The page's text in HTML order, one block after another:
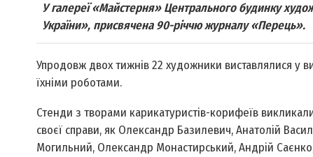
У галереї «Майстерня» Центрального будинку
України», присвячена 90-річчю журналу «Перець».
Упродовж двох тижнів 22 художники виставлялися у
їхніми роботами.
Стенди з творами карикатуристів-корифеїв
своєї справи, як Олександр Базилевич, Анатолій
Могильний, Олександр Монастирський, Андрій